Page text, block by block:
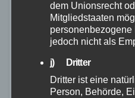
FEUERWEHR MAYEN-KOBLENZ
dem Unionsrecht
Mitgliedstaaten
personenbezogene
jedoch nicht als
j) Dritter
Dritter ist eine
Person, Behörde,